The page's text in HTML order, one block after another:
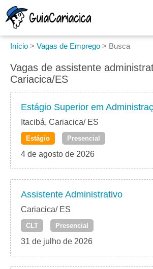
Início > Vagas de Emprego > Busca
Vagas de assistente
Cariacica/ES
Estágio Superior em
Itacibá, Cariacica/ ES
Estágio Presencial
4 de agosto de 2026
Assistente Administrativo
Cariacica/ ES
CLT Presencial
31 de julho de 2026